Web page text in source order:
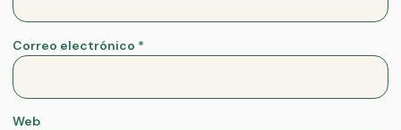
Correo electrónico *
Web